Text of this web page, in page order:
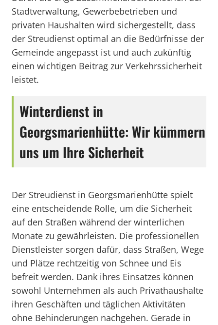
Stadtverwaltung, Gewerbebetrieben und
privaten Haushalten wird sichergestellt, dass
der Streudienst optimal an die Bedürfnisse der
Gemeinde angepasst ist und auch zukünftig
einen wichtigen Beitrag zur Verkehrssicherheit
leistet.
Winterdienst in
Georgsmarienhütte: Wir kümmern
uns um Ihre Sicherheit
Der Streudienst in Georgsmarienhütte spielt
eine entscheidende Rolle, um die Sicherheit
auf den Straßen während der winterlichen
Monate zu gewährleisten. Die professionellen
Dienstleister sorgen dafür, dass Straßen, Wege
und Plätze rechtzeitig von Schnee und Eis
befreit werden. Dank ihres Einsatzes können
sowohl Unternehmen als auch Privathaushalte
ihren Geschäften und täglichen Aktivitäten
ohne Behinderungen nachgehen. Gerade in